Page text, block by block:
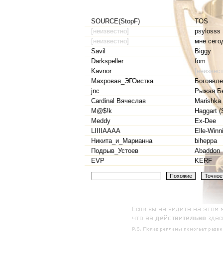
SOURCE(StopF)
TOS
[неизвестно]
psylosss
[неизвестно]
мне
Savil
Biggy
Darkspeller
fom
Kavnor
Махровая_ЭГОистка
jnc
Рыжая
Cardinal Вячеслав
M@$!k
Haggart
Meddy
Ex-Dee
LIIIIAAAA
Elle-
Никита_и_Марианна
biheppa
Подрыв_Устоев
Abaddon
EVP
KERF